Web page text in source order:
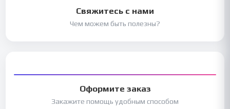
Свяжитесь с нами
Чем можем быть полезны?
Оформите заказ
Закажите помощь удобным способом